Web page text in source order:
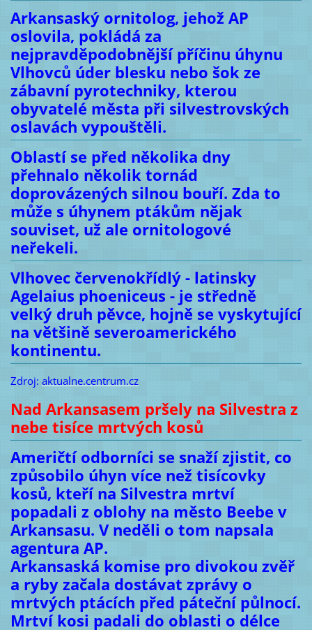
Arkansaský ornitolog, jehož AP
oslovila, pokládá za
nejpravděpodobnější příčinu úhynu
Vlhovců úder blesku nebo šok ze
zábavní pyrotechniky, kterou
obyvatelé města při silvestrovských
oslavách vypouštěli.
Oblastí se před několika dny
přehnalo několik tornád
doprovázených silnou bouří. Zda to
může s úhynem ptákům nějak
souviset, už ale ornitologové
neřekeli.
Vlhovec červenokřídlý - latinsky
Agelaius phoeniceus - je středně
velký druh pěvce, hojně se vyskytující
na většině severoamerického
kontinentu.
Zdroj: aktualne.centrum.cz
Nad Arkansasem pršely na Silvestra z
nebe tisíce mrtvých kosů
Američtí odborníci se snaží zjistit, co
způsobilo úhyn více než tisícovky
kosů, kteří na Silvestra mrtví
popadali z oblohy na město Beebe v
Arkansasu. V neděli o tom napsala
agentura AP.
Arkansaská komise pro divokou zvěř
a ryby začala dostávat zprávy o
mrtvých ptácích před páteční půlnocí.
Mrtví kosi padali do oblasti o délce